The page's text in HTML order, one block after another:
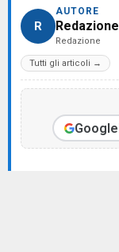
R
AUTORE
Redazione
Redazione
Tutti gli articoli →
Google